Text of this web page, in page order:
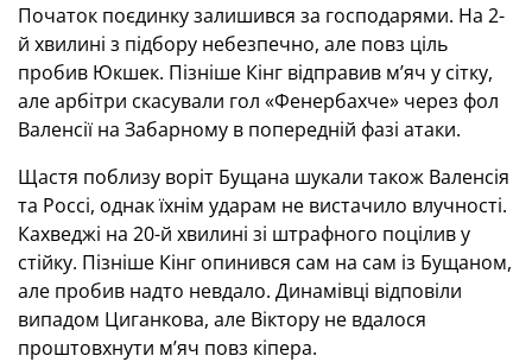
Початок поєдинку залишився за господарями. На 2-
й хвилині з підбору небезпечно, але повз ціль
пробив Юкшек. Пізніше Кінг відправив м’яч у сітку,
але арбітри скасували гол «Фенербахче» через фол
Валенсії на Забарному в попередній фазі атаки.
Щастя поблизу воріт Бущана шукали також Валенсія
та Россі, однак їхнім ударам не вистачило влучності.
Кахведжі на 20-й хвилині зі штрафного поцілив у
стійку. Пізніше Кінг опинився сам на сам із Бущаном,
але пробив надто невдало. Динамівці відповіли
випадом Циганкова, але Віктору не вдалося
проштовхнути м’яч повз кіпера.